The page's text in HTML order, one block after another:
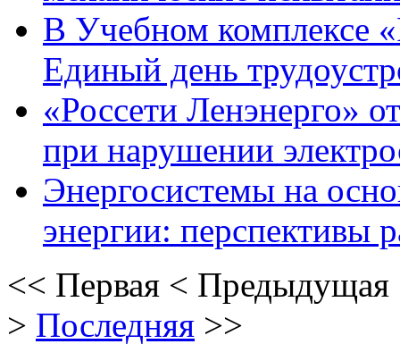
В Учебном комплексе
Единый день
«Россети Ленэнерго»
при нарушении
Энергосистемы на
энергии: перспективы
<< Первая < Предыдущая
> Последняя >>